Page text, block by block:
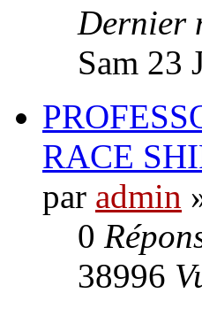
Dernier
Sam 23
RACE
par admin
0
38996